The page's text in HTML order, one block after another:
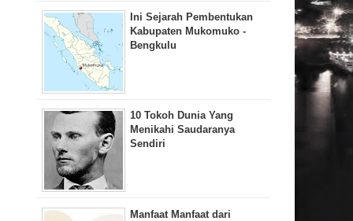
Ini Sejarah Pembentukan
Kabupaten Mukomuko -
Bengkulu
10 Tokoh Dunia Yang
Menikahi Saudaranya
Sendiri
Manfaat Manfaat dari